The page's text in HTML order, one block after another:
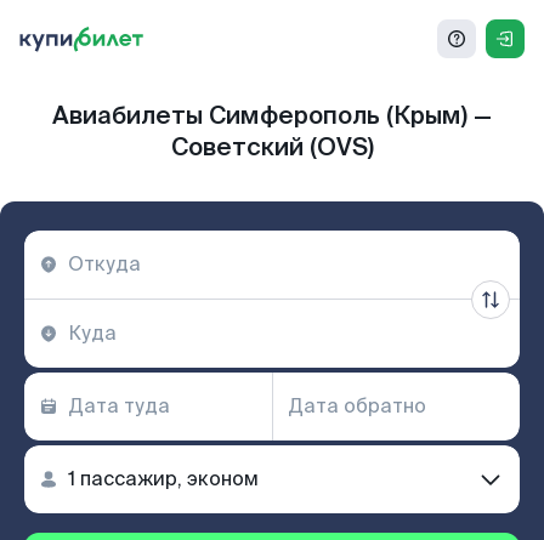
Авиабилеты Симферополь (Крым) —
Советский (OVS)